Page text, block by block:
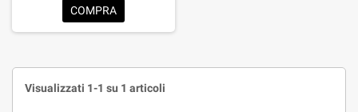
COMPRA
Visualizzati 1-1 su 1 articoli